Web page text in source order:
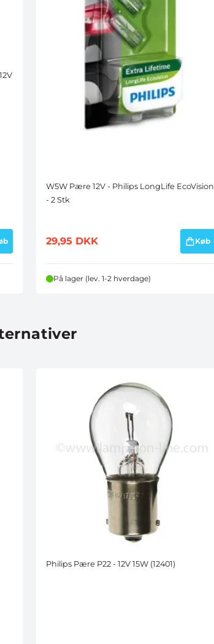
W5W Pære 12V - Philips LongLife EcoVision
- 2 Stk
29,95 DKK Køb
På lager (lev. 1-2 hverdage)
Philips Pære P22 - 12V 15W (12401)